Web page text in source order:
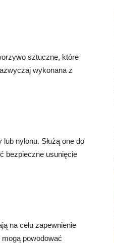
sztuczne, które
wykonana z
nylonu. Służą one do
bezpieczne usunięcie
na celu zapewnienie
powodować